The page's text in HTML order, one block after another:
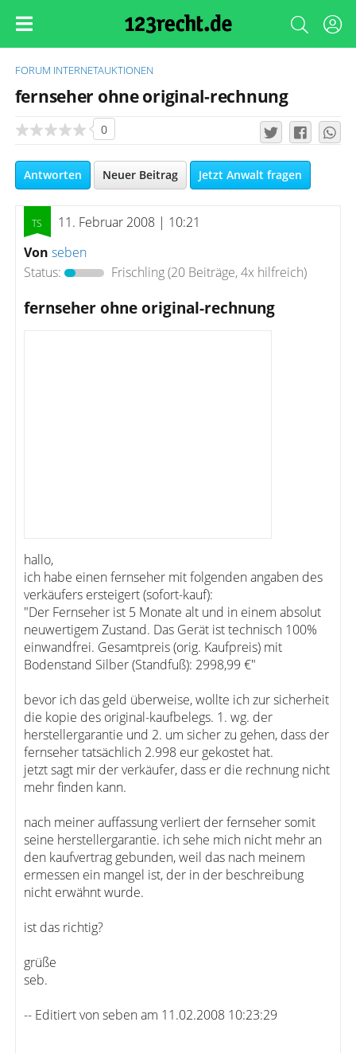
FORUM INTERNETAUKTIONEN
fernseher ohne original-rechnung
0
Antworten Neuer Beitrag Jetzt Anwalt fragen
11. Februar 2008 | 10:21
Von seben
Status:
Frischling(20 Beiträge, 4x hilfreich)
fernseher ohne original-rechnung
hallo,
ich habe einen fernseher mit folgenden angaben des
verkäufers ersteigert (sofort-kauf):
"Der Fernseher ist 5 Monate alt und in einem absolut
neuwertigem Zustand. Das Gerät ist technisch 100%
einwandfrei. Gesamtpreis (orig. Kaufpreis) mit
Bodenstand Silber (Standfuß): 2998,99 €"
bevor ich das geld überweise, wollte ich zur sicherheit
die kopie des original-kaufbelegs. 1. wg. der
herstellergarantie und 2. um sicher zu gehen, dass der
fernseher tatsächlich 2.998 eur gekostet hat.
jetzt sagt mir der verkäufer, dass er die rechnung nicht
mehr finden kann.
nach meiner auffassung verliert der fernseher somit
seine herstellergarantie. ich sehe mich nicht mehr an
den kaufvertrag gebunden, weil das nach meinem
ermessen ein mangel ist, der in der beschreibung
nicht erwähnt wurde.
ist das richtig?
grüße
seb.
-- Editiert von seben am 11.02.2008 10:23:29